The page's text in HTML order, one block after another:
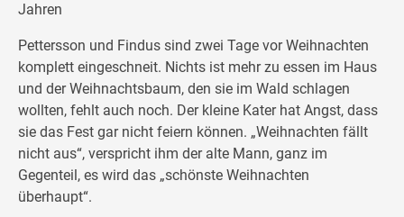
Jahren
Pettersson und Findus sind zwei Tage vor Weihnachten
komplett eingeschneit. Nichts ist mehr zu essen im Haus
und der Weihnachtsbaum, den sie im Wald schlagen
wollten, fehlt auch noch. Der kleine Kater hat Angst, dass
sie das Fest gar nicht feiern können. „Weihnachten fällt
nicht aus“, verspricht ihm der alte Mann, ganz im
Gegenteil, es wird das „schönste Weihnachten
überhaupt“.